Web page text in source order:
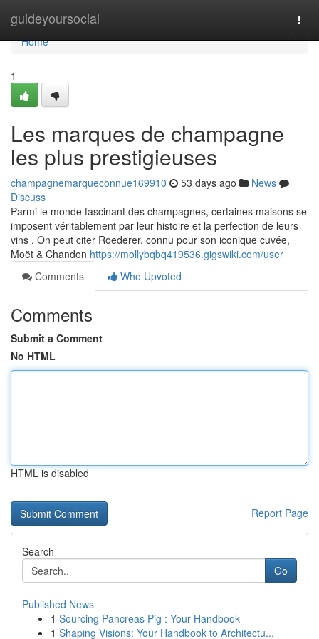
guideyoursocial
Home
Home
1
Les marques de champagne
les plus prestigieuses
champagnemarqueconnue169910 53 days ago
News
Discuss
Parmi le monde fascinant des champagnes, certaines maisons se
imposent véritablement par leur histoire et la perfection de leurs
vins . On peut citer Roederer, connu pour son iconique cuvée,
Moët & Chandon https://mollybqbq419536.gigswiki.com/user
Comments
Who Upvoted
Comments
Submit a Comment
No HTML
HTML is disabled
Report Page
Search
Go
Published News
1 Sourcing Pancreas Pig : Your Handbook
1 Shaping Visions: Your Handbook to Architectu...